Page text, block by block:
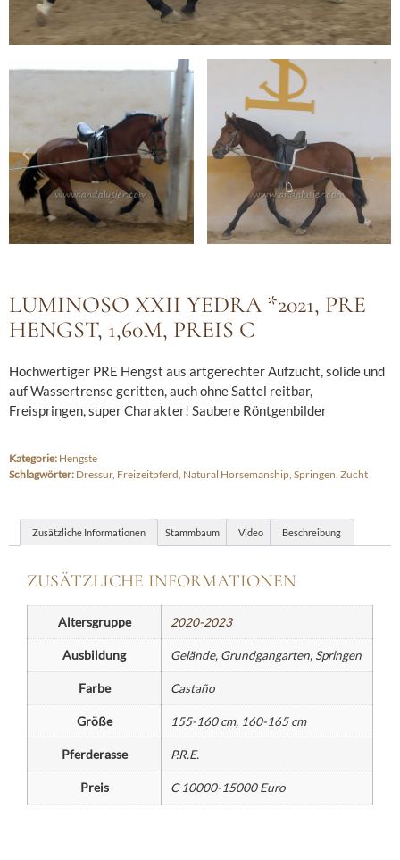
LUMINOSO XXII YEDRA *2021, PRE
HENGST, 1,60M, PREIS C
Hochwertiger PRE Hengst aus artgerechter Aufzucht, solide und
auf Wassertrense geritten, auch ohne Sattel reitbar,
Freispringen, super Charakter! Saubere Röntgenbilder
Kategorie: Hengste
Schlagwörter: Dressur, Freizeitpferd, Natural Horsemanship, Springen, Zucht
Zusätzliche Informationen Stammbaum Video Beschreibung
ZUSÄTZLICHE INFORMATIONEN
Altersgruppe 2020-2023
Ausbildung Gelände, Grundgangarten, Springen
Farbe Castaño
Größe 155-160 cm, 160-165 cm
Pferderasse P.R.E.
Preis C 10000-15000 Euro